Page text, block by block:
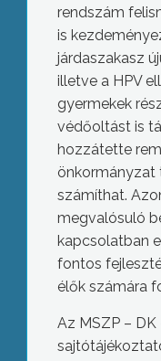
rendszám
is
járdaszakasz
illetve a HPV
gyermekek
védőoltást is
hozzátette
önkormányzat
számíthat.
megvalósuló
kapcsolatban
fontos
élők számára
Az MSZP –